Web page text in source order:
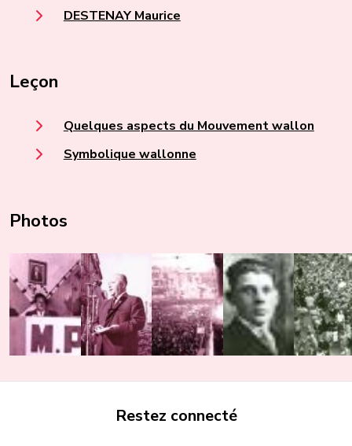
DESTENAY Maurice
Leçon
Quelques aspects du Mouvement wallon
Symbolique wallonne
Photos
Restez connecté